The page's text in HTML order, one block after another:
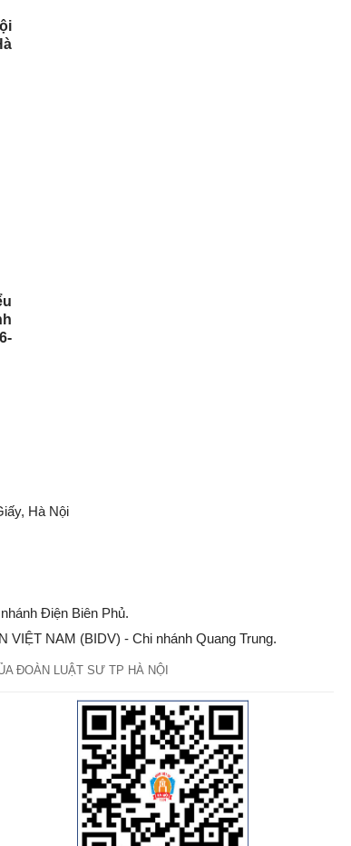
Hà Nội
Điện Biên Phủ.
NAM (BIDV) - Chi nhánh Quang Trung.
ĐOÀN LUẬT SƯ TP HÀ NỘI